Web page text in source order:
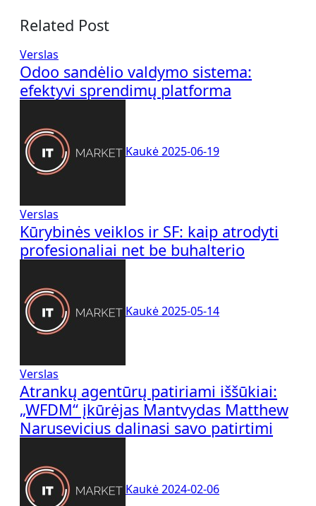
Related Post
Verslas
Odoo sandėlio valdymo sistema:
efektyvi sprendimų platforma
Kaukė2025-06-19
Verslas
Kūrybinės veiklos ir SF: kaip atrodyti
profesionaliai net be buhalterio
Kaukė2025-05-14
Verslas
Atrankų agentūrų patiriami iššūkiai:
„WFDM“ įkūrėjas Mantvydas Matthew
Narusevicius dalinasi savo patirtimi
Kaukė2024-02-06